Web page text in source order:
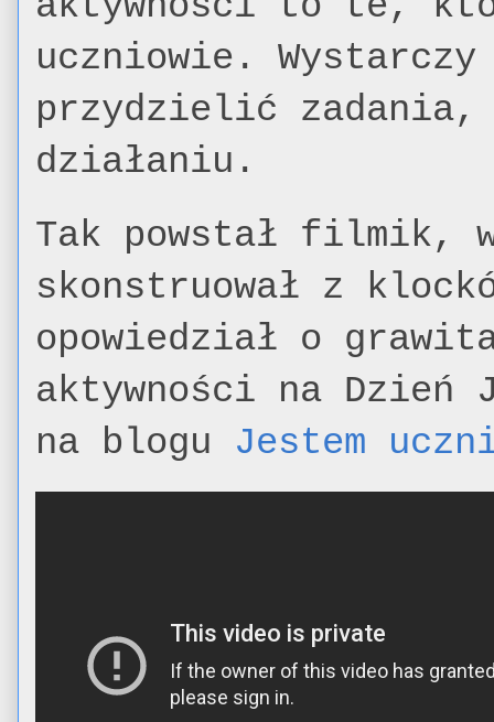
uczniowie.
przydzielić zadania,
działaniu.
Tak powstał filmik,
skonstruował z
opowiedział o
aktywności na Dzień
na blogu Jestem